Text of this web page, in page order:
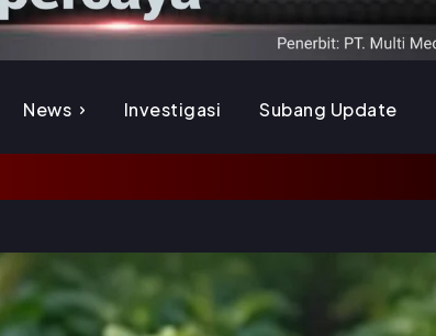
News Investigasi Subang Update